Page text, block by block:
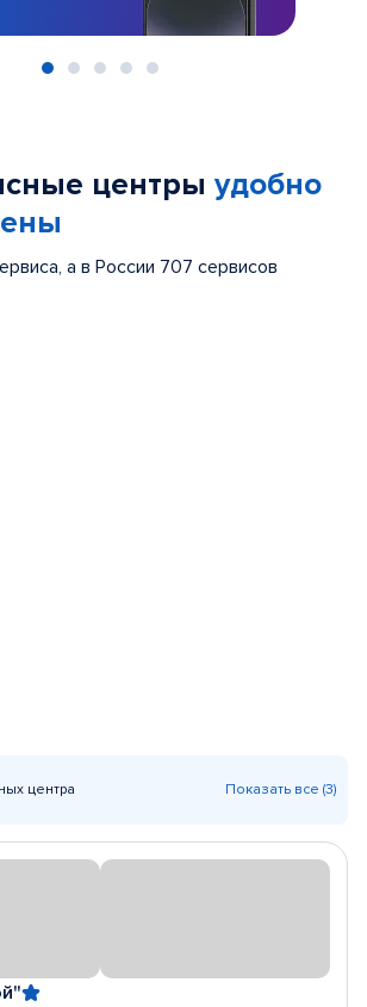
центры удобно
а в России 707 сервисов
центра Показать все (3)